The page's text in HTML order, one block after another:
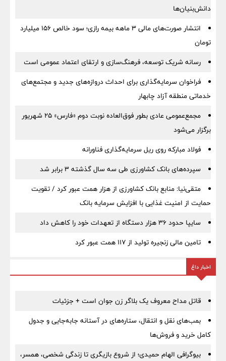
دانش‌بنیان‌ها
انتشار صورت‌های مالی ۳ ماهه بیمه رازی؛ سود خالص ۱۵۶ میلیارد
تومان
رسانه شریک توسعه، فرهنگ‌سازی و ارتقای اعتماد عمومی است
فراخوان سرمایه‌گذاری برای احداث دروازه‌های جدید و مجتمع‌های
خدماتی منطقه آزاد چابهار
مجمع‌عمومی عادی بطور فوق‌العاده نوبت دوم «فارس» ۲۵ شهریور
برگزار می‌شود
فولاد مبارکه روی ریل سرمایه‌گذاری فناورانه
سپرده‌های بانک کشاورزی طی سه سال گذشته ۳ برابر شد
متقی‌نیا: منابع بانک کشاورزی از هزار همت عبور کرد / تقویت
حمایت از امنیت غذایی با افزایش سرمایه بانک
سایپا حدود ۳۶ هزار دستگاه از تعهدات خود را کاهش داد
تامین مالی زنجیره تولید از 117 همت عبور کرد
اخبار داغ
قاتل مداح معروف یک بلاگر زن جوان است + جزئیات
بمب‌های نقل و انتقال، ستاره‌های در آستانه جابه‌جایی و جدول
کامل خرید و فروش‌ها
بیوگرافی الهام حمیدی؛ از شروع بازیگری تا زندگی شخصی، همسر،